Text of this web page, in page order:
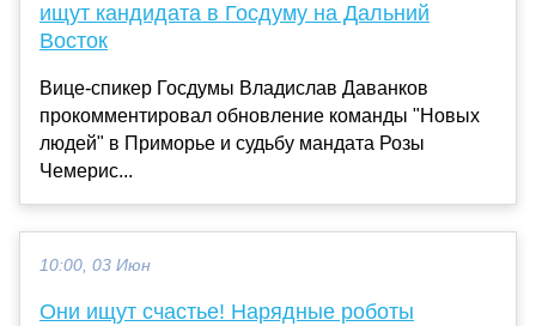
ищут кандидата в Госдуму на Дальний
Восток
Вице-спикер Госдумы Владислав Даванков
прокомментировал обновление команды "Новых
людей" в Приморье и судьбу мандата Розы
Чемерис...
10:00, 03 Июн
Они ищут счастье! Нарядные роботы